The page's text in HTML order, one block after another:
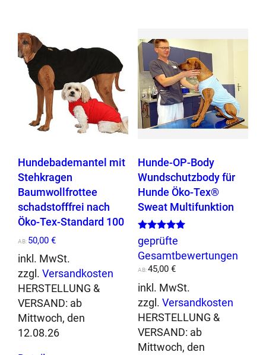
d
K
a
n
g
e
auf.
Die
Optionen
können
auf
der
gewählt
auf.
Die
Optionen
können
auf
der
Produktseite
werden
Hundebademantel mit
Stehkragen
Baumwollfrottee
schadstofffrei nach
Öko-Tex-Standard 100
AB: 50,00€
inkl. MwSt.
zzgl.Versandkosten
HERSTELLUNG &
VERSAND: ab
Mittwoch, den
12.08.26
Hunde-OP-Body
Wundschutzbody für
Hunde Öko-Tex®
Sweat Multifunktion
Bewertet mit
5.00
von 5
geprüfte
Gesamtbewertungen
AB:45,00 €
inkl. MwSt.
zzgl. Versandkosten
HERSTELLUNG &
VERSAND: ab
Mittwoch, den